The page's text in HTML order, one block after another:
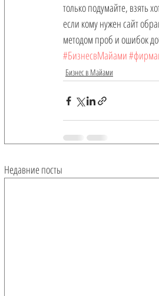
только подумайте, взять
если кому нужен сайт
методом проб и ошибок
#БизнесвМайами
Бизнес в Майами
Недавние посты